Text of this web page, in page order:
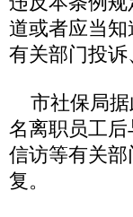
道或者应当
有关部门投
市社保局据
名离职员工
信访等有关
复。